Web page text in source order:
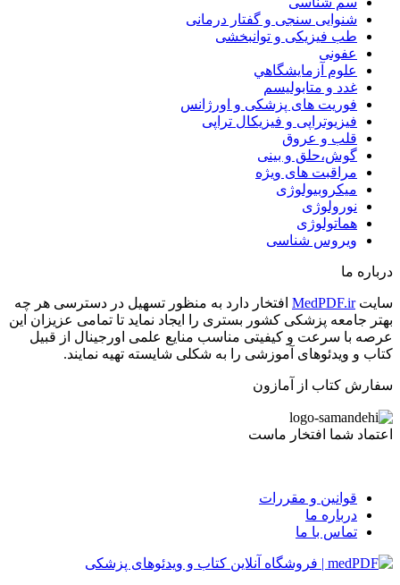
شنوایی سنجی و گفتار درمانی
طب فیزیکی و توانبخشی
عفونی
علوم آزمايشگاهي
غدد و متابولیسم
فوریت های پزشکی و اورژانس
فیزیوتراپی و فیزیکال تراپی
قلب و عروق
گوش،حلق و بینی
مراقبت های ویژه
میکروبیولوژی
نورولوژی
هماتولوژی
ویروس شناسی
درباره ما
سایتMedPDF.ir افتخار دارد به منظور تسهیل در دسترسی هر چه
بهتر جامعه پزشکی کشور بستری را ایجاد نماید تا تمامی عزیزان این
عرصه با سرعت و کیفیتی مناسب منایع علمی اورجینال از قبیل
کتاب و ویدئوهای آموزشی را به شکلی شایسته تهیه نمایند.
سفارش کتاب از آمازون
اعتماد شما افتخار ماست
قوانین و مقررات
درباره ما
تماس با ما